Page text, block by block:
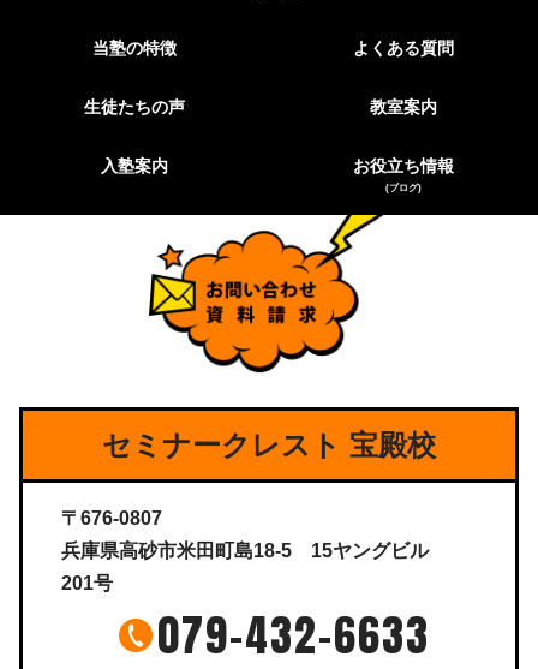
当塾の特徴 よくある質問
生徒たちの声 教室案内
入塾案内 お役立ち情報
(ブログ)
セミナークレスト 宝殿校
〒676-0807
兵庫県高砂市米田町島18-5 15ヤングビル
201号
079-432-6633